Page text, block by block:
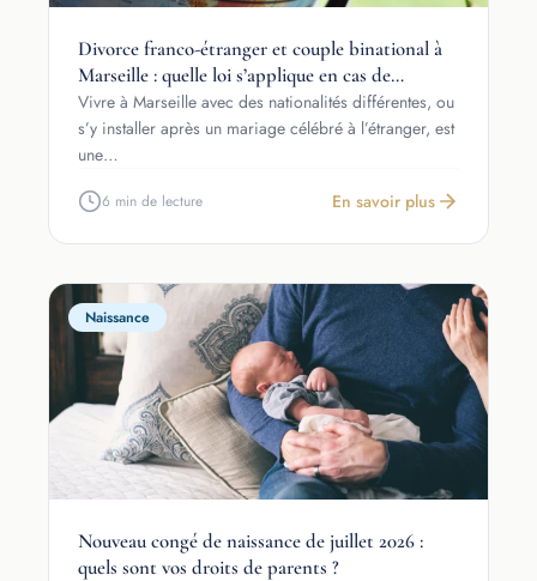
Divorce franco-étranger et couple binational à
Marseille : quelle loi s’applique en cas de
séparation ?
Vivre à Marseille avec des nationalités différentes, ou
s’y installer après un mariage célébré à l’étranger, est
une…
6 min de lecture En savoir plus
Naissance
Nouveau congé de naissance de juillet 2026 :
quels sont vos droits de parents ?